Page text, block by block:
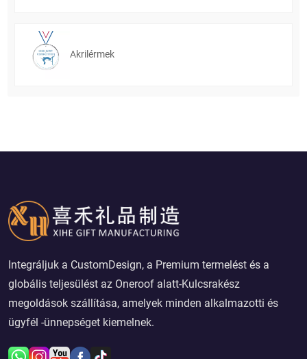
Akrilérmek
Integráljuk a CustomDesign, a Premium termelést és a
globális teljesülést az Oneroof alatt-Kulcsrakész
megoldások szállítása, amelyek minden alkalmazotti és
ügyfél -ünnepséget kiemelnek.